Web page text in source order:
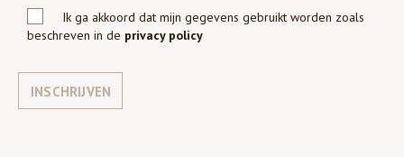
Ik ga akkoord dat mijn gegevens gebruikt worden zoals
beschreven in de privacy policy
INSCHRIJVEN